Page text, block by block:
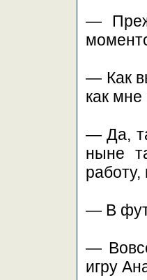
—
— Как
как
— Да,
ныне
работу,
— В
—
игру